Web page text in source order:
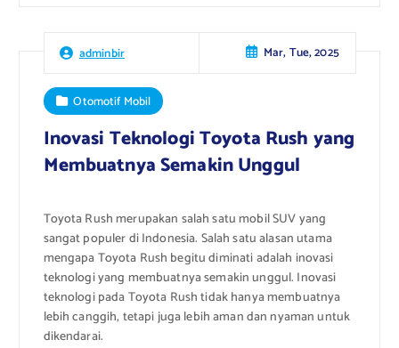
adminbir Mar, Tue, 2025
Otomotif Mobil
Inovasi Teknologi Toyota Rush yang
Membuatnya Semakin Unggul
Toyota Rush merupakan salah satu mobil SUV yang
sangat populer di Indonesia. Salah satu alasan utama
mengapa Toyota Rush begitu diminati adalah inovasi
teknologi yang membuatnya semakin unggul. Inovasi
teknologi pada Toyota Rush tidak hanya membuatnya
lebih canggih, tetapi juga lebih aman dan nyaman untuk
dikendarai.